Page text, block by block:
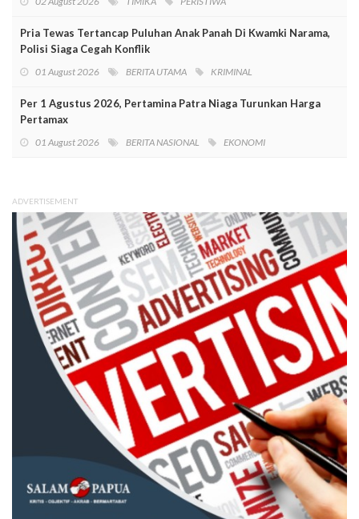
Pria Tewas Tertancap Puluhan Anak Panah Di Kwamki Narama,
Polisi Siaga Cegah Konflik
01 August 2026 BERITA UTAMA KRIMINAL
Per 1 Agustus 2026, Pertamina Patra Niaga Turunkan Harga
Pertamax
01 August 2026 BERITA NASIONAL EKONOMI
ADVERTISEMENT